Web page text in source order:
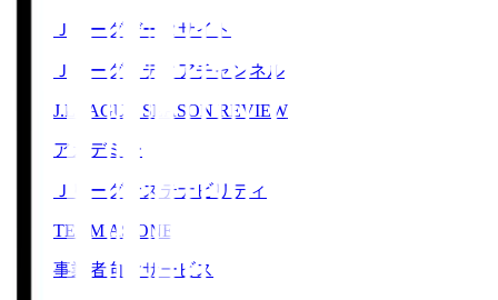
Ｊリーグデータサイト
Ｊリーグメディアチャンネル
J.LEAGUE SEASON REVIEW
アカデミー
Ｊリーグサステナビリティ
TEAM AS ONE
事業者向けサービス